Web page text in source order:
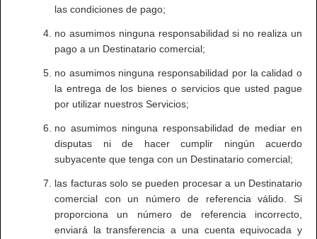
las condiciones de pago;
no asumimos ninguna responsabilidad si no realiza un
pago a un Destinatario comercial;
no asumimos ninguna responsabilidad por la calidad o
la entrega de los bienes o servicios que usted pague
por utilizar nuestros Servicios;
no asumimos ninguna responsabilidad de mediar en
disputas ni de hacer cumplir ningún acuerdo
subyacente que tenga con un Destinatario comercial;
las facturas solo se pueden procesar a un Destinatario
comercial con un número de referencia válido. Si
proporciona un número de referencia incorrecto,
enviará la transferencia a una cuenta equivocada y